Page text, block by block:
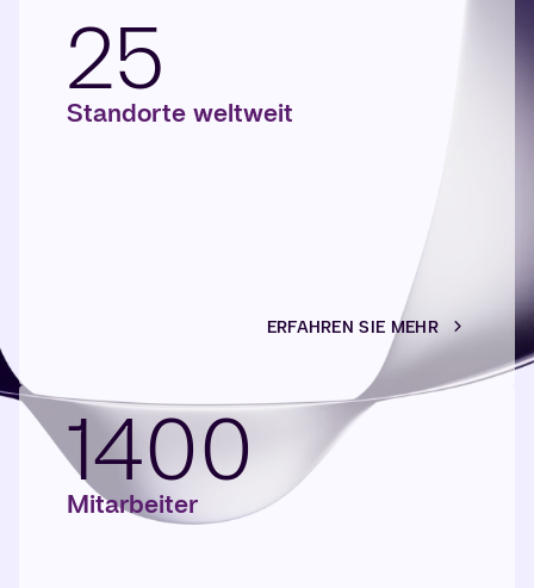
25
Standorte weltweit
ERFAHREN SIE MEHR
1400
Mitarbeiter